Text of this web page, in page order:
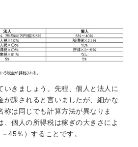
いきましょう。先程、個人と法人に
が課されると言いましたが、細かな
称は同じでも計算方法が異なりま
、個人の所得税は稼ぎの大きさによ
45％）することです。